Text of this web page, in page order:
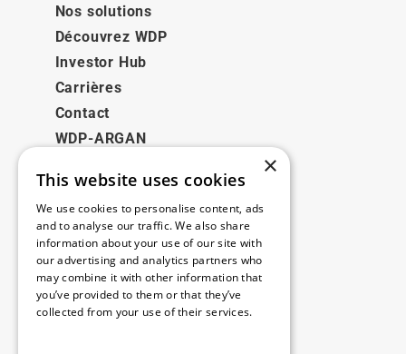
Nos solutions
Découvrez WDP
Investor Hub
Carrières
Contact
WDP-ARGAN
Juridique
Disclaimer
Politique de confidentialité
Cookie Policy
×
This website uses cookies
We use cookies to personalise content, ads
and to analyse our traffic. We also share
information about your use of our site with
our advertising and analytics partners who
may combine it with other information that
you’ve provided to them or that they’ve
collected from your use of their services.